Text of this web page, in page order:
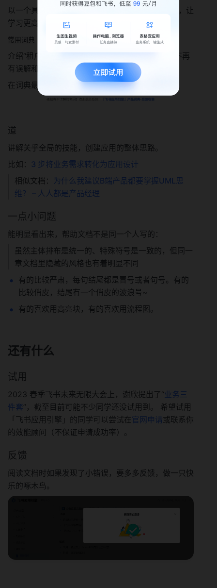
以一个具体而简单的应用为例，逐步拆解创建过程，让
学习更高效、反馈更及时、概念更可感。
常用词典
介绍“租户”、“所有者”这些看似废话的内容，从此不再
有误解和分歧。
在词典最后，他还没有忘记继续精进：
道
讲解关乎全局的技能，创建应用的整体思路。
比如： 3 步将业务需求转化为应用设计
相似文档： 为什么我建议B端产品都要掌握UML思
维？ – 人人都是产品经理
一点小问题
能明显看出来，帮助文档不是同一个人写的：
虽然主体排布是统一的、特殊符号是一致的，但同一
章文档里隐藏的风格也有着明显不同
有的比较严肃，每句结尾都是冒号或者句号。有的
比较俏皮，结尾有一个俏皮的波浪号~
有的喜欢用高亮块，有的喜欢用流程图。
还有什么
试用
2023 春季飞书未来无限大会上，谢欣提出了“业务三
件套”，截至目前可能不少同学还没试用到。 希望试用
「飞书应用引擎」的同学可以尝试在官网申请或联系你
的效能顾问（不保证申请成功率）。
反馈
阅读文档时如果发现了小错误，要多多反馈，做一只快
乐的啄木鸟。